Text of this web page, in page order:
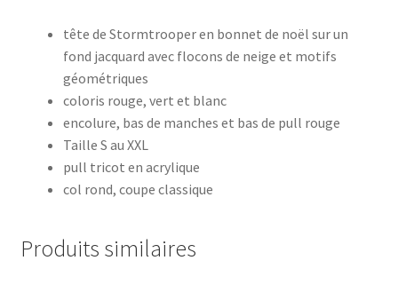
tête de Stormtrooper en bonnet de noël sur un
fond jacquard avec flocons de neige et motifs
géométriques
coloris rouge, vert et blanc
encolure, bas de manches et bas de pull rouge
Taille S au XXL
pull tricot en acrylique
col rond, coupe classique
Produits similaires